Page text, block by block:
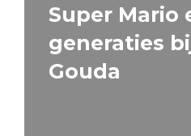
Super Mario
generaties
Gouda